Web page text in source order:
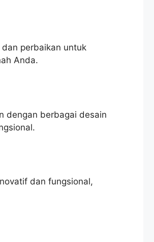
perbaikan untuk
Anda.
dengan berbagai desain
dan fungsional,